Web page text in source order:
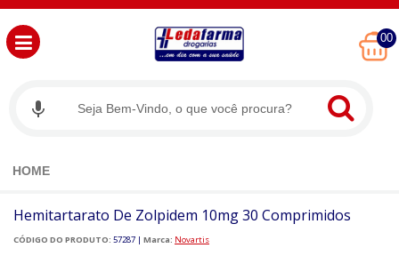
00
HOME
Hemitartarato De Zolpidem 10mg 30 Comprimidos
CÓDIGO DO PRODUTO: 57287 | Marca: Novartis